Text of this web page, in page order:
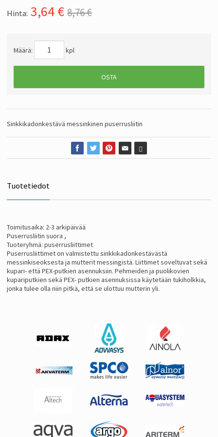
Hinta: 3,64€ 8,76 €
Määrä: kpl
OSTA
Sinkkikadonkestävä messinkinen puserrusliitin
Tuotetiedot
Toimitusaika: 2-3 arkipäivää
Puserrusliitin suora ,
Tuoteryhmä: puserrusliittimet
Puserrusliittimet on valmistettu sinkkikadonkestävästä
messinkiseoksesta ja mutterit messingistä. Liittimet soveltuvat sekä
kupari- että PEX-putkien asennuksiin. Pehmeiden ja puolikovien
kupariputkien sekä PEX- putkien asennuksissa käytetään tukiholkkia,
jonka tulee olla niin pitkä, että se ulottuu mutterin yli.